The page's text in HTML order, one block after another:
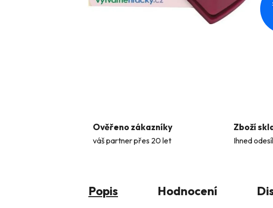
Ověřeno zákazníky
váš partner přes 20 let
Zboží
Ihned
Popis Hodnocení